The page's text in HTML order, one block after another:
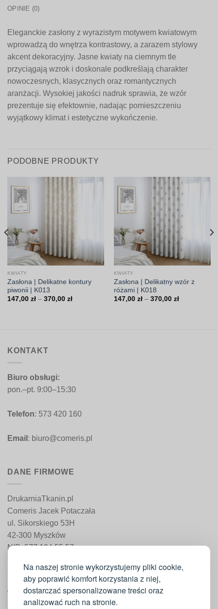
Na naszej stronie wykorzystujemy pliki cookie,
aby poprawić komfort korzystania z niej,
dostarczać spersonalizowane treści oraz
analizować ruch na stronie.
OPINIE (0)
Eleganckie zasłony z wyrazistym motywem kwiatowym
wprowadzą do wnętrza kontrastowy, a zarazem stylowy
akcent dekoracyjny. Jasne kwiaty na ciemnym tle
przyciągają wzrok i doskonale podkreślają charakter
nowoczesnych, klasycznych oraz romantycznych
aranżacji. Wysokiej jakości nadruk sprawia, że wzór
prezentuje się efektownie, nadając pomieszczeniu
wyjątkowy klimat i estetyczne wykończenie.
PODOBNE PRODUKTY
KWIATY
Zasłona | Delikatne kontury
piwonii | K013
147,00 zł – 370,00 złZakres
KWIATY
Zasłona | Delikatny wzór z
różami | K018
147,00 zł – 370,00 złZakres
KONTAKT
Biuro obsługi:
pon.–pt. 9:00–15:30
Telefon: 573 420 160
Email : biuro@comeris.pl
DANE FIRMOWE
DrukarniaTkanin.pl
Comeris Jacek Potaczała
ul. Sikorskiego 53H
42-300 Myszków
NIP: 577 194 55 57
WAŻNE INFORMACJE